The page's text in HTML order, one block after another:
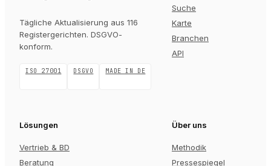
Tägliche Aktualisierung aus 116
Registergerichten. DSGVO-
konform.
ISO 27001 DSGVO MADE IN DE
Suche
Karte
Branchen
API
Lösungen
Vertrieb & BD
Beratung
Über uns
Methodik
Pressespiegel